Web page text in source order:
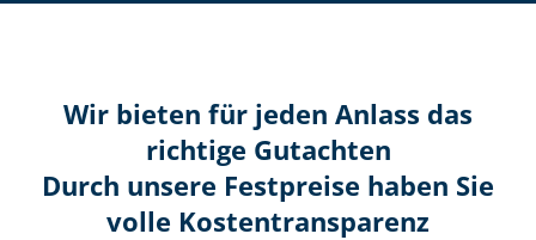
Wir bieten für jeden Anlass das
richtige Gutachten
Durch unsere Festpreise haben Sie
volle Kosten­transparenz